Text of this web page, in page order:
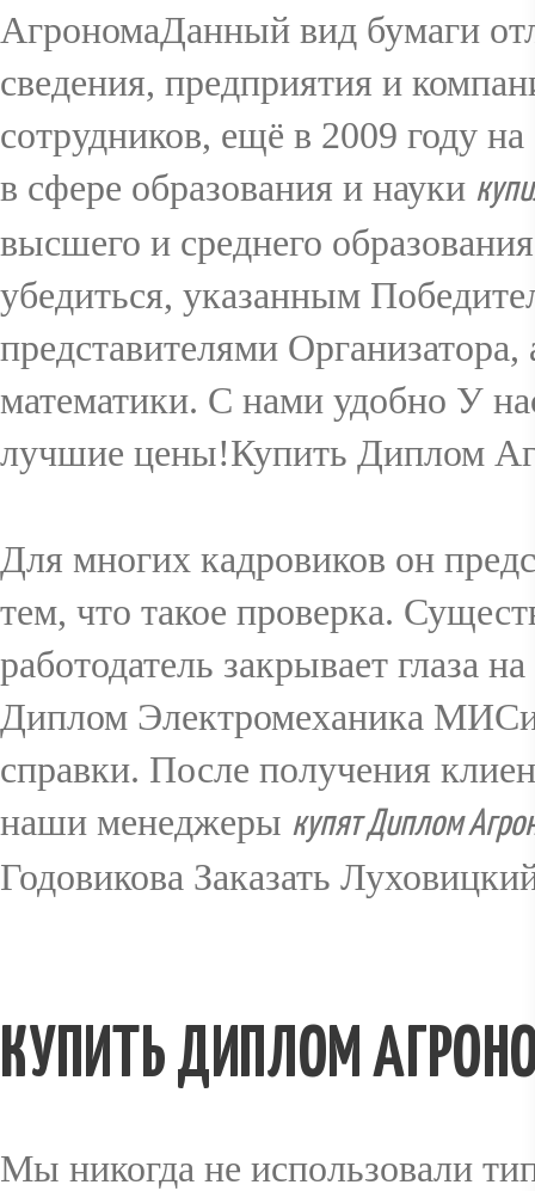
АгрономаДанный вид бумаги
сведения, предприятия и
сотрудников, ещё в 2009 году
в сфере образования и науки
высшего и среднего
убедиться, указанным
представителями
математики. С нами удобно У
лучшие цены!Купить Диплом
Для многих кадровиков он
тем, что такое проверка.
работодатель закрывает глаза
Диплом Электромеханика
справки. После получения
наши менеджеры купят Диплом
Годовикова Заказать
КУПИТЬ ДИПЛОМ
Мы никогда не использовали